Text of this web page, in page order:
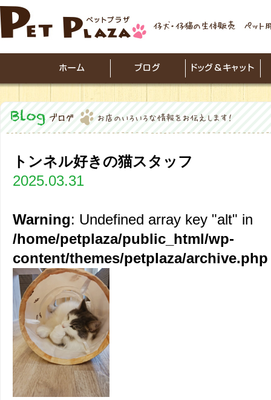
トンネル好きの猫スタッフ
2025.03.31
Warning: Undefined array key "alt" in
/home/petplaza/public_html/wp-
content/themes/petplaza/archive.php